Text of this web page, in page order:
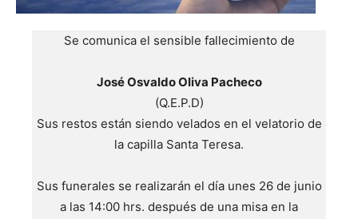
Se comunica el sensible fallecimiento de
José Osvaldo Oliva Pacheco
(Q.E.P.D)
Sus restos están siendo velados en el velatorio de
la capilla Santa Teresa.
Sus funerales se realizarán el día unes 26 de junio
a las 14:00 hrs. después de una misa en la